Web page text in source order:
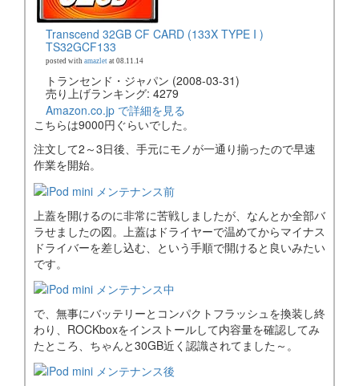
Transcend 32GB CF CARD (133X TYPE I )
TS32GCF133
posted with amazlet at 08.11.14
トランセンド・ジャパン (2008-03-31)
売り上げランキング: 4279
Amazon.co.jp で詳細を見る
こちらは9000円ぐらいでした。
注文して2～3日後、手元にモノが一通り揃ったので早速
作業を開始。
上蓋を開けるのに非常に苦戦しましたが、なんとか全部バ
ラせましたの図。上蓋はドライヤーで温めてからマイナス
ドライバーを差し込む、という手順で開けると良いみたい
です。
で、無事にバッテリーとコンパクトフラッシュを換装し終
わり、ROCKboxをインストールして内容量を確認してみ
たところ、ちゃんと30GB近く認識されてました～。